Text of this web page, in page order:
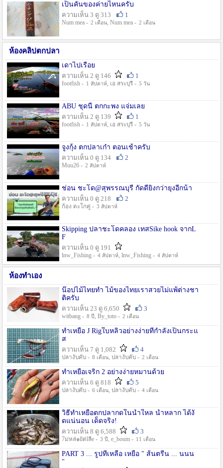
เป็นคันของค่ายไหนครับ
ความเห็น 3 ดู 313
1
Num mea - 2 เดือน, Num mea - 2 เดือน
ห้องคลิปตกปลา
เดาไปเรื่อย
ความเห็น 2 ดู 146
1
footfish - 1 สัปดาห์, เอ สระบุรี - 5 วัน
ABU ชุดนี้ ตกกะพง แจ่มเลย
ความเห็น 2 ดู 139
1
footfish - 1 สัปดาห์, เอ สระบุรี - 5 วัน
จูงกุ้ง ตกปลาเก๋า ตอนเช้าครับ
ความเห็น 0 ดู 134
2
Muu26 - 2 สัปดาห์
ช่อน ชะโด@สุพรรณบุรี กัดดียิ่งกว่ายุงอีกน้า
ความเห็น 0 ดู 218
2
ก้อง ตะโกคู่ - 3 สัปดาห์
Skipping ปลาชะโดคลอง เทสSike hook จากL
F
ความเห็น 0 ดู 191
lnw_Fishing - 4 สัปดาห์, lnw_Fishing - 4 สัปดาห์
ห้องทำเอง
น๊อปไม้ไทยทำ ไม้ของไทยเราสวยไม่แพ้ต่างชา
ติครับ
ความเห็น 23 ดู 6,650
3
witbang - 8 ปี , By_toto - 2 เดือน
ทำเหยื่อ J Rigใบหลิวอย่างง่ายที่กำลังเป็นกระแ
ส
ความเห็น 7 ดู 1,082
4
ปลางับคับ - 8 เดือน, ปลางับคับ - 2 เดือน
ทำเหยื่อเจริก 2 อย่างง่ายหมานด้วย
ความเห็น 6 ดู 818
5
ปลางับคับ - 6 เดือน, ปลางับคับ - 4 เดือน
วิธีทำเหยื่อตกปลากดในน้ำใหล น้ำหลาก ได้งั
ดแน่นอน เด็ดจริง!
ความเห็น 8 ดู 6,588
3
7ม่หล่๑llต่lลีe - 3 ปี , e_boum - 11 เดือน
PART 3 ... รูปที่เหลือ เหยื่อ " ส้นตรีน ... นนน
"